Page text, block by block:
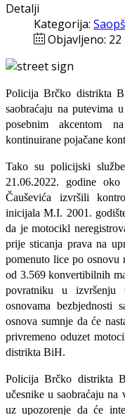
Detalji
Kategorija:
Objavljeno:
Policija Brčko distrikta
saobraćaju na putevima
posebnim akcentom
kontinuirane pojačane
Tako su policijski
21.06.2022. godine oko
Čauševića izvršili
inicijala M.I. 2001.
da je motocikl
prije sticanja prava na
pomenuto lice po osnovu
od 3.569 konvertibilnih
povratniku uizvršenju
osnovama bezbjednosti
osnova sumnje da će
privremeno oduzet
distrikta BiH.
Policija Brčko distrikta
učesnike u saobraćaju na
uz upozorenje da će